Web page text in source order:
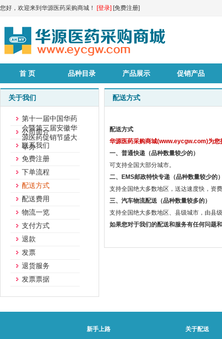
您好，欢迎来到华源医药采购商城！ [登录] [免费注册]
首 页 品种目录 产品展示 促销产品
关于我们
第十一届中国华药
会暨第三届安徽华
源医药促销节盛大
举办
公司简介
联系我们
免费注册
下单流程
配送方式
配送费用
物流一览
支付方式
退款
发票
退货服务
发票票据
配送方式
配送方式
华源医药采购商城(www.eycgw.com)为您
一、普通快递（品种数量较少的）
可支持全国大部分城市。
二、
EMS邮政特快专递（品种数量较少的
支持全国绝大多数地区，送达速度快，资
三、汽车物流配送（品种数量较多的）
支持全国绝大多数地区、县级城市，由县
如果您对于我们的配送和服务有任何问题
新手上路
关于配送